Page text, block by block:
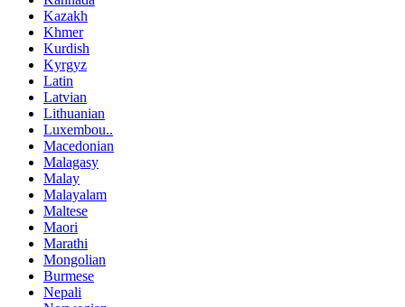
Kazakh
Khmer
Kurdish
Kyrgyz
Latin
Latvian
Lithuanian
Luxembou..
Macedonian
Malagasy
Malay
Malayalam
Maltese
Maori
Marathi
Mongolian
Burmese
Nepali